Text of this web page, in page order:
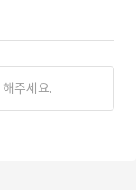
해주세요.